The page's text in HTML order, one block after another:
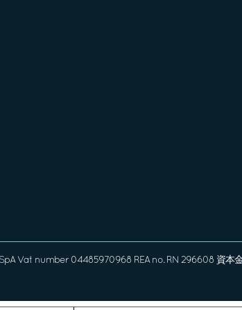
Vat number 04485970968 REA no. RN 296608 資本